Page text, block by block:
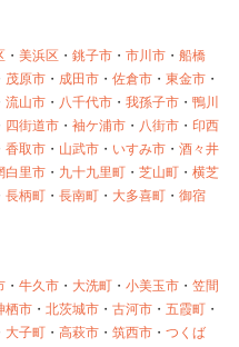
・ 美浜区 ・ 銚子市 ・ 市川市 ・ 船橋
茂原市 ・ 成田市 ・ 佐倉市 ・ 東金市 ・
流山市 ・ 八千代市 ・ 我孫子市 ・ 鴨川
四街道市 ・ 袖ケ浦市 ・ 八街市 ・ 印西
香取市 ・ 山武市 ・ いすみ市 ・ 酒々井
白里市 ・ 九十九里町 ・ 芝山町 ・ 横芝
長柄町 ・ 長南町 ・ 大多喜町 ・ 御宿
・ 牛久市 ・ 大洗町 ・ 小美玉市 ・ 笠間
栖市 ・ 北茨城市 ・ 古河市 ・ 五霞町 ・
大子町 ・ 高萩市 ・ 筑西市 ・ つくば